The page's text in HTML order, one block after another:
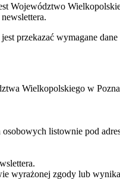
Województwo
przekazać wymagane
Wielkopolskiego w
listownie pod
wyrażonej zgody lub